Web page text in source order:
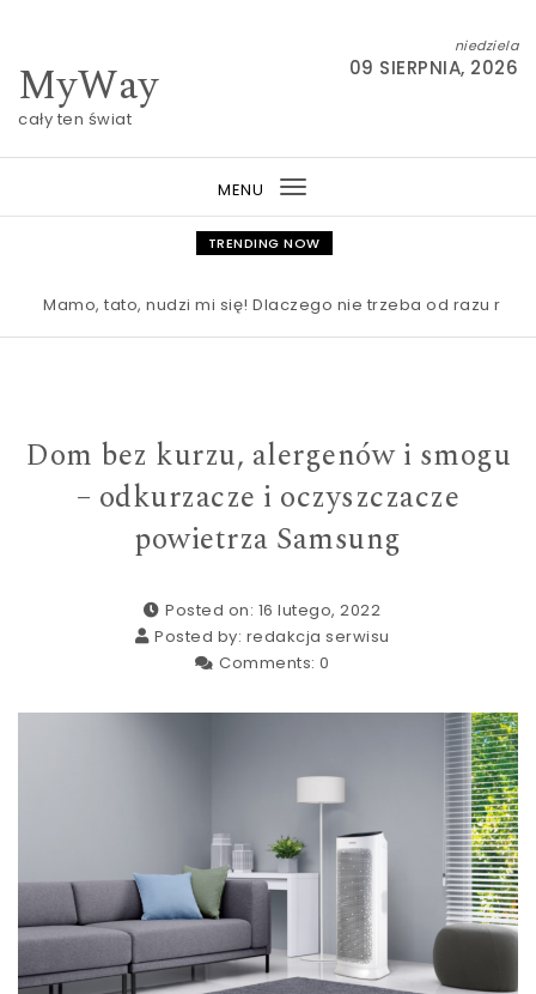
MyWay
cały ten świat
niedziela
09 SIERPNIA, 2026
MENU
Toggle
navigation
TRENDING NOW
Mamo, tato, nudzi mi się! Dlaczego nie trzeba od razu
Dom bez kurzu, alergenów i smogu
– odkurzacze i oczyszczacze
powietrza Samsung
Posted on: 16 lutego, 2022
Posted by: redakcja serwisu
Comments: 0